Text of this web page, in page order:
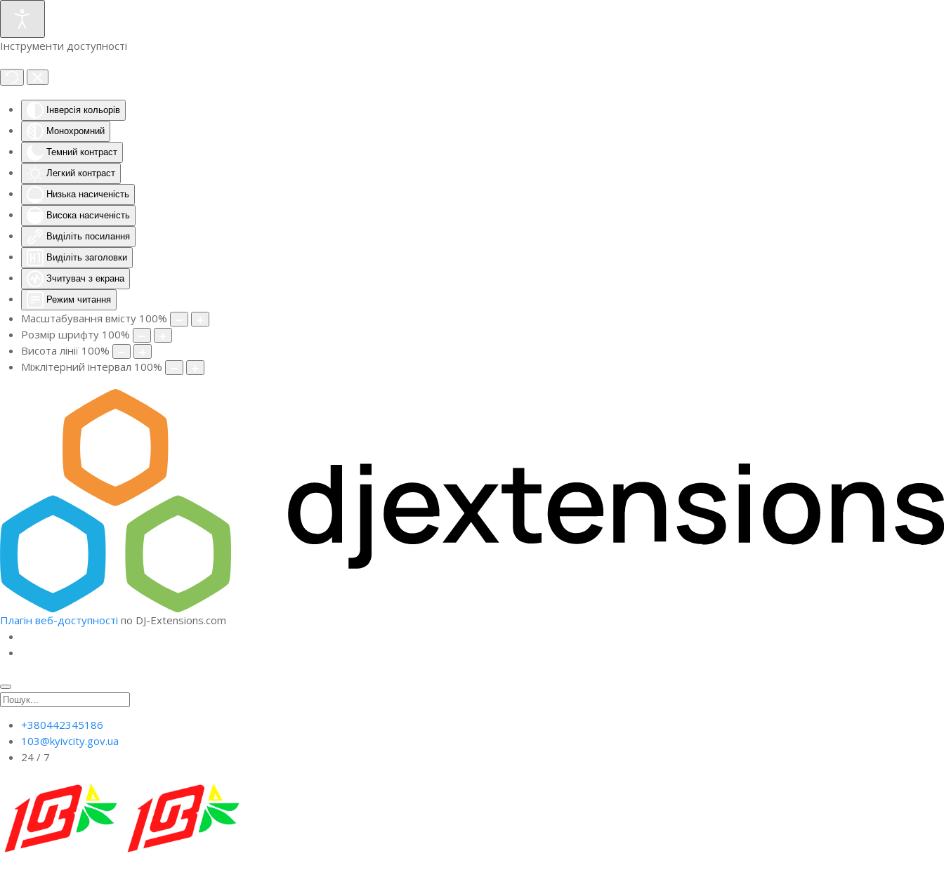
Інструменти доступності
Інверсія кольорів
Монохромний
Темний контраст
Легкий контраст
Низька насиченість
Висока насиченість
Виділіть посилання
Виділіть заголовки
Зчитувач з екрана
Режим читання
Масштабування вмісту 100%
Розмір шрифту 100%
Висота лінії 100%
Міжлітерний інтервал 100%
Плагін веб-доступності по DJ-Extensions.com
+380442345186
103@kyivcity.gov.ua
24 / 7